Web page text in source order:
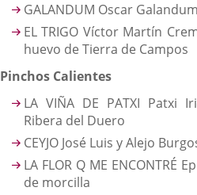
GALANDUM Oscar
EL TRIGO Víctor Martín
huevo de Tierra de Campos
Pinchos Calientes
LA VIÑA DE PATXI Patxi
Ribera del Duero
CEYJO José Luis y Alejo
LA FLOR Q ME ENCONTRÉ
de morcilla